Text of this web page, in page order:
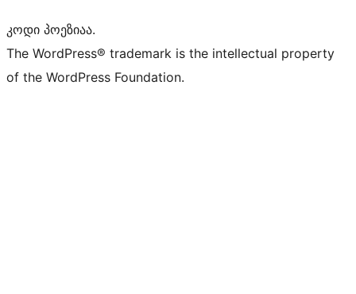
კოდი პოეზიაა.
The WordPress® trademark is the intellectual property
of the WordPress Foundation.